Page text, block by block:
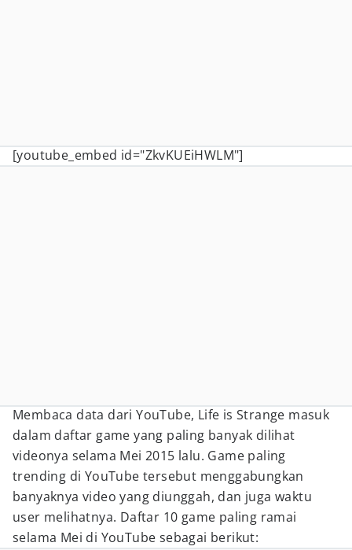
[youtube_embed id="ZkvKUEiHWLM"]
Membaca data dari YouTube, Life is Strange masuk
dalam daftar game yang paling banyak dilihat
videonya selama Mei 2015 lalu. Game paling
trending di YouTube tersebut menggabungkan
banyaknya video yang diunggah, dan juga waktu
user melihatnya. Daftar 10 game paling ramai
selama Mei di YouTube sebagai berikut: